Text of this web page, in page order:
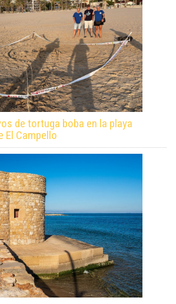
de tortuga boba en la playa
El Campello